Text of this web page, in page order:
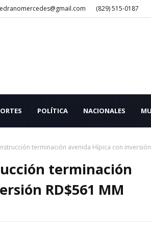
(829) 515-0187
POLÍTICA NACIONALES
terminación avenida Hípica con inversión
terminación
RD$561 MM